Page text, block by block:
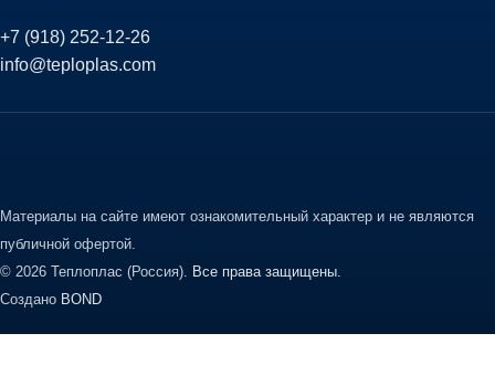
+7 (918) 252-12-26
info@teploplas.com
Материалы на сайте имеют ознакомительный характер и не являются
публичной офертой.
© 2026 Теплоплас (Россия). Все права защищены.
Создано BOND